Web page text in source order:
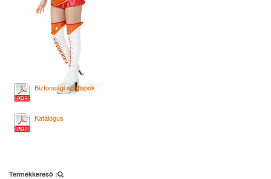
Biztonsági adatlapok
Katalógus
Termékkereső :